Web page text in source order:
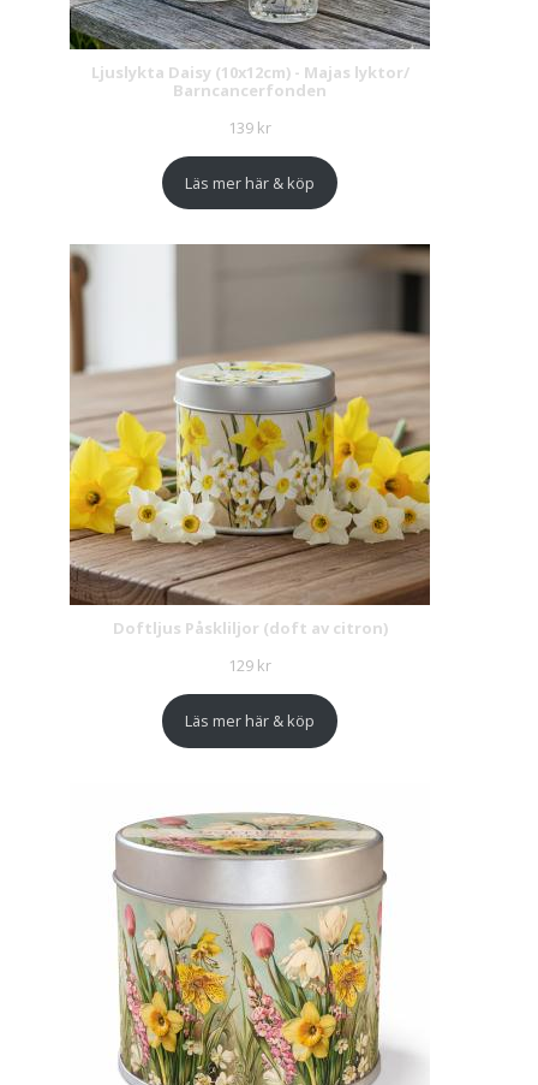
Ljuslykta Daisy (10x12cm) - Majas lyktor/
Barncancerfonden
139 kr
Läs mer här & köp
Doftljus Påskliljor (doft av citron)
129 kr
Läs mer här & köp